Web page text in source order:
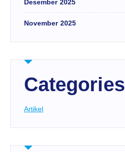
Desember 2025
November 2025
Categories
Artikel